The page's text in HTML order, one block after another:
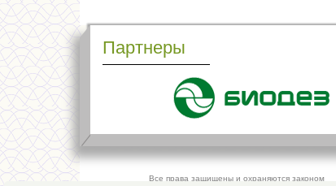
Партнеры
Все права защищены и охраняются законом